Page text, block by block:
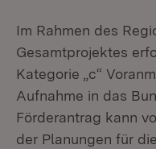
Im Rahmen des
Gesamtprojektes
Kategorie „c“
Aufnahme in das
Förderantrag kann
der Planungen für